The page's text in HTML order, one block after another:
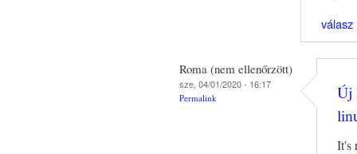
válasz
Roma (nem ellenőrzött)
sze, 04/01/2020 - 16:17
Permalink
Új
It's